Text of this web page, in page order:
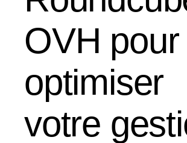
OVH pour
optimiser
votre